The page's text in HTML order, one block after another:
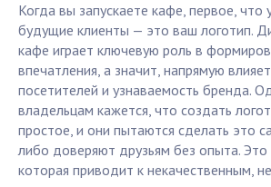
Когда вы запускаете кафе, первое, что
будущие клиенты — это ваш логотип.
кафе играет ключевую роль в
впечатления, а значит, напрямую
посетителей и узнаваемость бренда.
владельцам кажется, что создать
простое, и они пытаются сделать это
либо доверяют друзьям без опыта. Это
которая приводит к некачественным,